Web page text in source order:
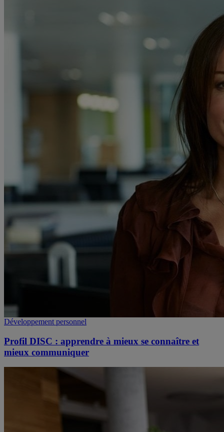
Développement personnel
Profil DISC : apprendre à mieux se connaître et
mieux communiquer